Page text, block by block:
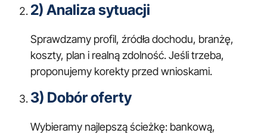
2) Analiza sytuacji
Sprawdzamy profil, źródła dochodu, branżę,
koszty, plan i realną zdolność. Jeśli trzeba,
proponujemy korekty przed wnioskami.
3) Dobór oferty
Wybieramy najlepszą ścieżkę: bankową,